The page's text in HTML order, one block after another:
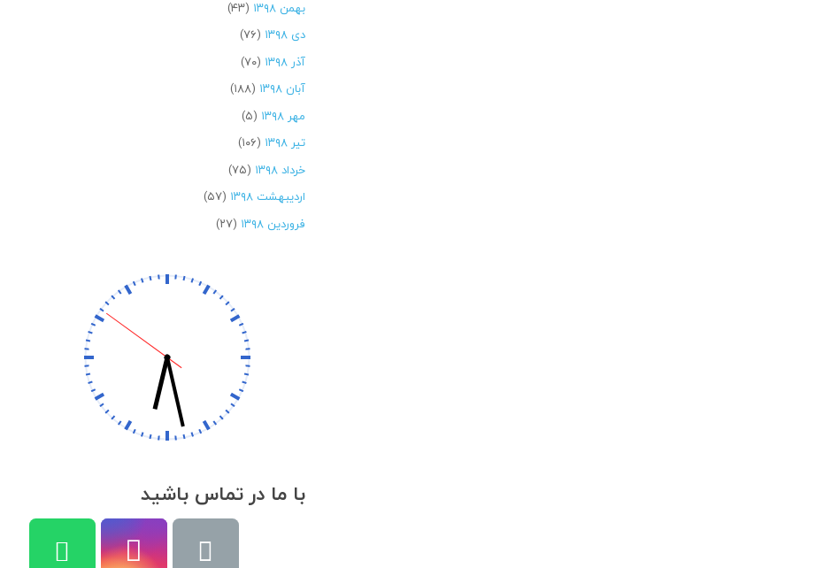
بهمن ۱۳۹۸
(۴۳)
دی ۱۳۹۸
(۷۶)
آذر ۱۳۹۸
(۷۰)
آبان ۱۳۹۸
(۱۸۸)
مهر ۱۳۹۸
(۵)
تیر ۱۳۹۸
(۱۰۶)
خرداد ۱۳۹۸
(۷۵)
اردیبهشت ۱۳۹۸
(۵۷)
فروردین ۱۳۹۸
(۲۷)
با ما در تماس باشید